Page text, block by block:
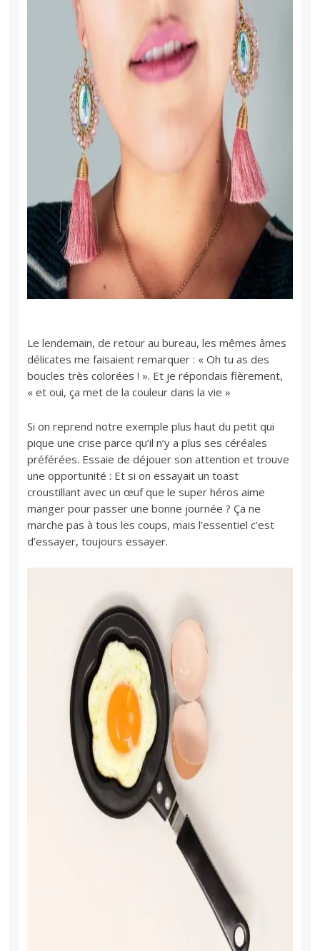
Le lendemain, de retour au bureau, les mêmes âmes
délicates me faisaient remarquer : « Oh tu as des
boucles très colorées ! ». Et je répondais fièrement,
« et oui, ça met de la couleur dans la vie »
Si on reprend notre exemple plus haut du petit qui
pique une crise parce qu’il n’y a plus ses céréales
préférées. Essaie de déjouer son attention et trouve
une opportunité : Et si on essayait un toast
croustillant avec un œuf que le super héros aime
manger pour passer une bonne journée ? Ça ne
marche pas à tous les coups, mais l’essentiel c’est
d’essayer, toujours essayer.